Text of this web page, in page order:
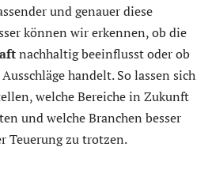
und genauer diese
können wir erkennen, ob die
nachhaltig beeinflusst oder ob
handelt. So lassen sich
welche Bereiche in Zukunft
und welche Branchen besser
Teuerung zu trotzen.